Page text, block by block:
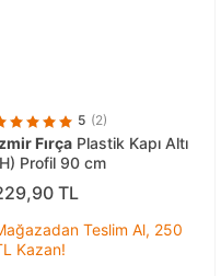
5 (2)
Fırça Plastik Kapı Altı
Profil 90 cm
TL
Teslim Al, 250
Kazan!